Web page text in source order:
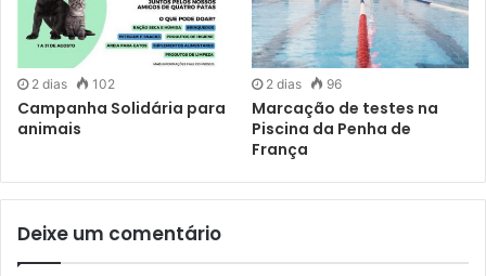
2 dias 102
Campanha Solidária para
animais
2 dias 96
Marcação de testes na
Piscina da Penha de
França
Deixe um comentário